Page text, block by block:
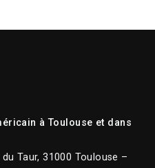
à Toulouse et dans
du Taur, 31000 Toulouse –